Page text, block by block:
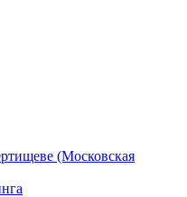
(Московская